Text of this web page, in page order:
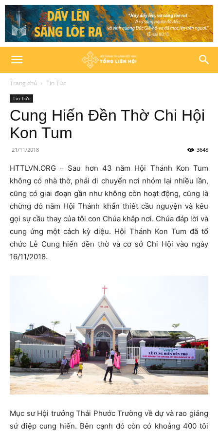
Trang chủ Tin Tức
Tin Tức
Cung Hiến Đền Thờ Chi Hội
Kon Tum
21/11/2018 3648
HTTLVN.ORG – Sau hơn 43 năm Hội Thánh Kon Tum
không có nhà thờ, phải di chuyển nơi nhóm lại nhiều lần,
cũng có giai đoạn gần như không còn hoạt động, cũng là
chừng đó năm Hội Thánh khẩn thiết cầu nguyện và kêu
gọi sự cầu thay của tôi con Chúa khắp nơi. Chúa đáp lời và
cung ứng một cách kỳ diệu. Hội Thánh Kon Tum đã tổ
chức Lễ Cung hiến đền thờ và cơ sở Chi Hội vào ngày
16/11/2018.
Mục sư Hội trưởng Thái Phước Trường về dự và rao giảng
sứ điệp cung hiến. Bên cạnh đó còn có khoảng 400 tôi